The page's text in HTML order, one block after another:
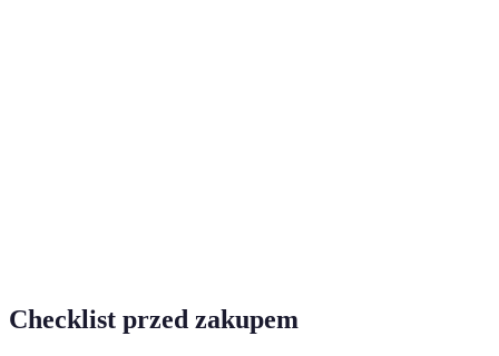
Checklist przed zakupem